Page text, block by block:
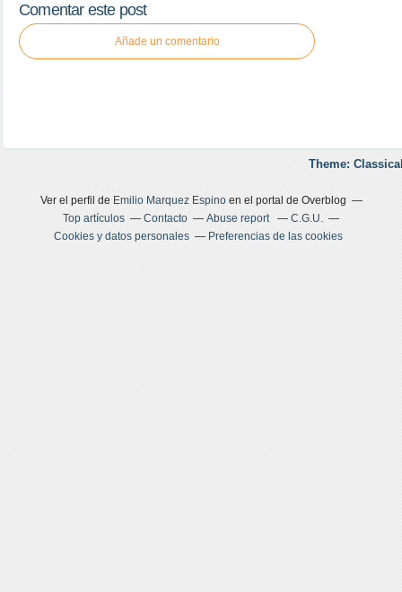
Comentar este post
Añade un comentario
Theme:
Ver el perfil de Emilio Marquez Espinoen el portal de Overblog
Top artículos
Contacto Abuse report
C.G.U.
Cookies y datos personales
Preferencias de las cookies